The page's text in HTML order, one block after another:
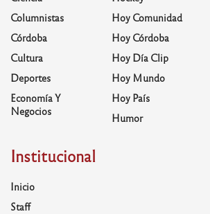
Columnistas
Córdoba
Cultura
Deportes
Economía Y
Negocios
Hoy Comunidad
Hoy Córdoba
Hoy Día Clip
Hoy Mundo
Hoy País
Humor
Institucional
Inicio
Staff